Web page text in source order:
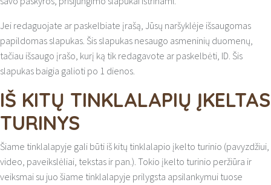
Jei redaguojate ar paskelbiate įrašą, Jūsų naršyklėje išsaugomas
papildomas slapukas. Šis slapukas nesaugo asmeninių duomenų,
tačiau išsaugo įrašo, kurį ką tik redagavote ar paskelbėti, ID. Šis
slapukas baigia galioti po 1 dienos.
IŠ KITŲ TINKLALAPIŲ ĮKELTAS
TURINYS
Šiame tinklalapyje gali būti iš kitų tinklalapio įkelto turinio (pavyzdžiui,
video, paveikslėliai, tekstas ir pan.). Tokio įkelto turinio peržiūra ir
veiksmai su juo šiame tinklalapyje prilygsta apsilankymui tuose